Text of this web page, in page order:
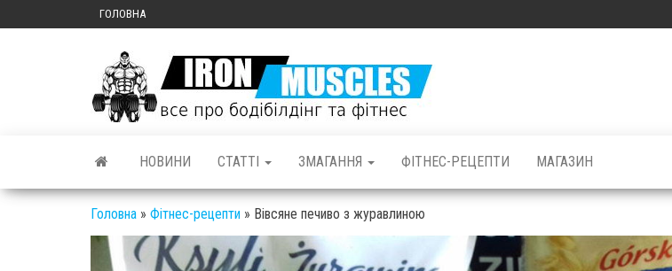
ГОЛОВНА
бодібілдинг
НОВИНИ СТАТТІ ЗМАГАННЯ ФІТНЕС-РЕЦЕПТИ МАГАЗИН
Головна » Фітнес-рецепти » Вівсяне печиво з журавлиною